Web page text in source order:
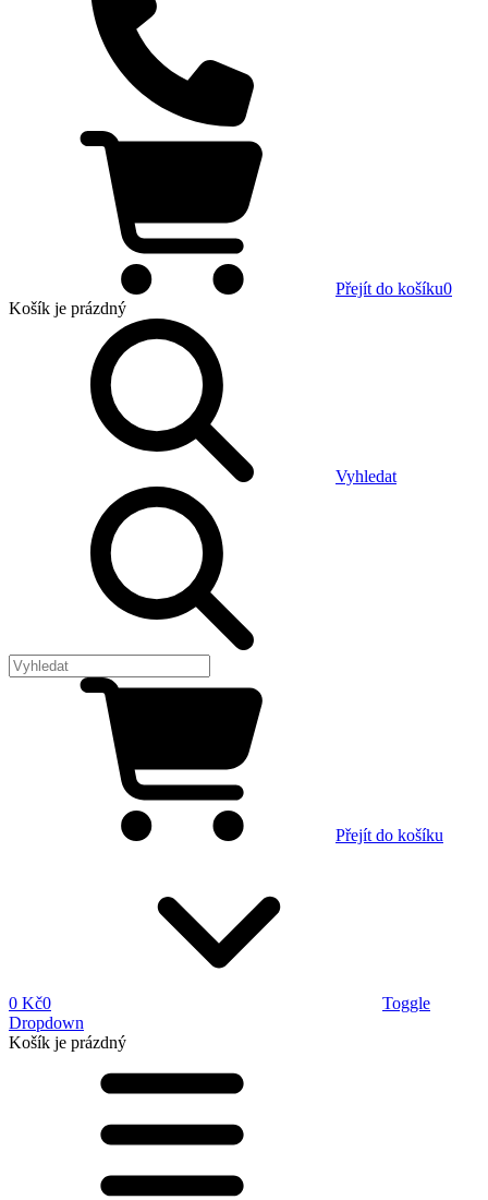
Přejít do košíku0
Košík je prázdný
Vyhledat
Přejít do košíku
0 Kč0
Toggle
Dropdown
Košík je prázdný